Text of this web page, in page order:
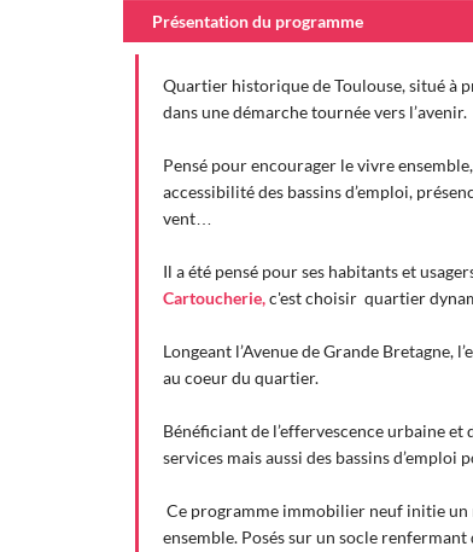
Présentation du programme
Quartier historique de Toulouse, situé à
dans une démarche tournée vers l’avenir.
Pensé pour encourager le vivre
accessibilité des bassins d’emploi,
vent…
Il a été pensé pour ses habitants et
Cartoucherie,c'est choisir quartier
Longeant l’Avenue de Grande Bretagne,
au coeur du quartier.
Bénéficiant de l’effervescence urbaine
services mais aussi des bassins
Ce programme immobilier neuf initie un
ensemble. Posés sur un socle renfermant